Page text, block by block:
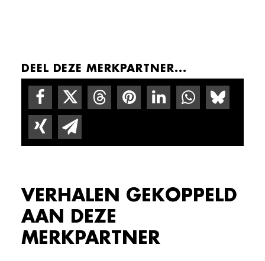
DEEL DEZE MERKPARTNER...
VERHALEN GEKOPPELD
AAN DEZE
MERKPARTNER